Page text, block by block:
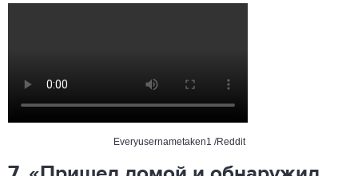
Everyusernametaken1 /Reddit